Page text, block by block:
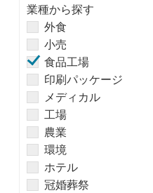
業種から探す
外食
小売
食品工場
印刷パッケージ
メディカル
工場
農業
環境
ホテル
冠婚葬祭